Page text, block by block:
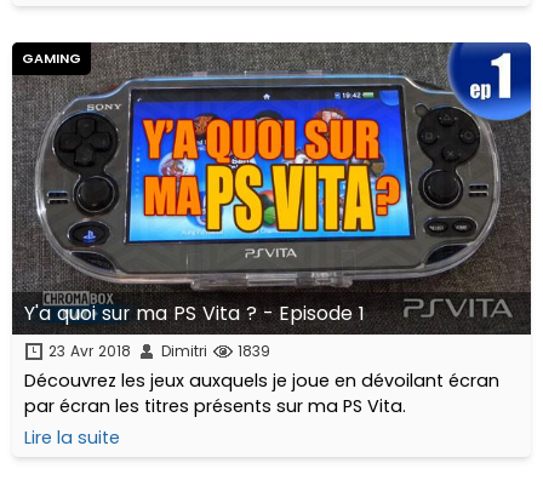
GAMING
Y'a quoi sur ma PS Vita ? - Episode 1
23 Avr 2018 Dimitri 1839
Découvrez les jeux auxquels je joue en dévoilant écran
par écran les titres présents sur ma PS Vita.
Lire la suite